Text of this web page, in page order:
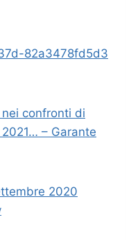
82a3478fd5d3
confronti di
– Garante
2020